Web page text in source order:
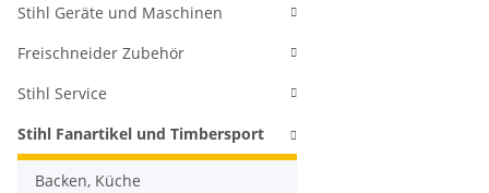
Stihl Geräte und Maschinen
Freischneider Zubehör
Stihl Service
Stihl Fanartikel und Timbersport
Backen, Küche